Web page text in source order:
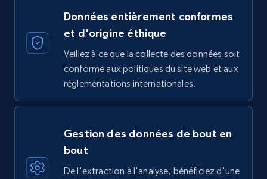
Données entièrement conformes
et d'origine éthique
Veillez à ce que la collecte des données soit
conforme aux politiques du site web et aux
réglementations internationales.
Gestion des données de bout en
bout
De l'extraction à l'analyse, bénéficiez d'une